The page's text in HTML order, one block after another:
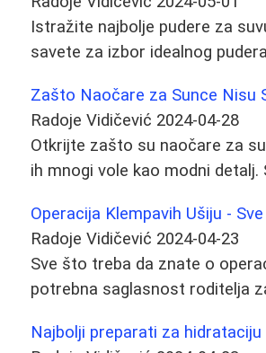
Istražite najbolje pudere za
savete za izbor idealnog
Zašto Naočare za Sunce Nisu
Radoje Vidičević 2024-04-28
Otkrijte zašto su naočare za
ih mnogi vole kao modni
Operacija Klempavih Ušiju -
Radoje Vidičević 2024-04-23
Sve što treba da znate o
potrebna saglasnost roditelja
Najbolji preparati za